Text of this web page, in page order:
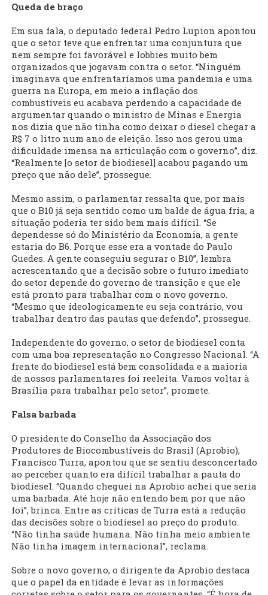
Queda de braço
Em sua fala, o deputado federal Pedro Lupion apontou
que o setor teve que enfrentar uma conjuntura que
nem sempre foi favorável e lobbies muito bem
organizados que jogavam contra o setor. “Ninguém
imaginava que enfrentaríamos uma pandemia e uma
guerra na Europa, em meio a inflação dos
combustíveis eu acabava perdendo a capacidade de
argumentar quando o ministro de Minas e Energia
nos dizia que não tinha como deixar o diesel chegar a
R$ 7 o litro num ano de eleição. Isso nos gerou uma
dificuldade imensa na articulação com o governo”, diz.
“Realmente [o setor de biodiesel] acabou pagando um
preço que não dele”, prossegue.
Mesmo assim, o parlamentar ressalta que, por mais
que o B10 já seja sentido como um balde de água fria, a
situação poderia ter sido bem mais difícil. “Se
dependesse só do Ministério da Economia, a gente
estaria do B6. Porque esse era a vontade do Paulo
Guedes. A gente conseguiu segurar o B10”, lembra
acrescentando que a decisão sobre o futuro imediato
do setor depende do governo de transição e que ele
está pronto para trabalhar com o novo governo.
“Mesmo que ideologicamente eu seja contrário, vou
trabalhar dentro das pautas que defendo”, prossegue.
Independente do governo, o setor de biodiesel conta
com uma boa representação no Congresso Nacional. “A
frente do biodiesel está bem consolidada e a maioria
de nossos parlamentares foi reeleita. Vamos voltar à
Brasília para trabalhar pelo setor”, promete.
Falsa barbada
O presidente do Conselho da Associação dos
Produtores de Biocombustíveis do Brasil (Aprobio),
Francisco Turra, apontou que se sentiu desconcertado
ao perceber quanto era difícil trabalhar a pauta do
biodiesel. “Quando cheguei na Aprobio achei que seria
uma barbada. Até hoje não entendo bem por que não
foi”, brinca. Entre as críticas de Turra está a redução
das decisões sobre o biodiesel ao preço do produto.
“Não tinha saúde humana. Não tinha meio ambiente.
Não tinha imagem internacional”, reclama.
Sobre o novo governo, o dirigente da Aprobio destaca
que o papel da entidade é levar as informações